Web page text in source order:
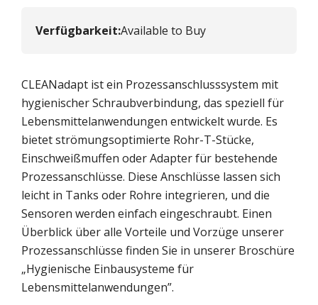
Verfügbarkeit:Available to Buy
CLEANadapt ist ein Prozessanschlusssystem mit
hygienischer Schraubverbindung, das speziell für
Lebensmittelanwendungen entwickelt wurde. Es
bietet strömungsoptimierte Rohr-T-Stücke,
Einschweißmuffen oder Adapter für bestehende
Prozessanschlüsse. Diese Anschlüsse lassen sich
leicht in Tanks oder Rohre integrieren, und die
Sensoren werden einfach eingeschraubt. Einen
Überblick über alle Vorteile und Vorzüge unserer
Prozessanschlüsse finden Sie in unserer Broschüre
„Hygienische Einbausysteme für
Lebensmittelanwendungen”.